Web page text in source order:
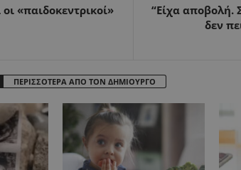
«παιδοκεντρικοί»
“Είχα αποβολή.
δεν
ΠΕΡΙΣΣΟΤΕΡΑ ΑΠΟ ΤΟΝ ΔΗΜΙΟΥΡΓΟ